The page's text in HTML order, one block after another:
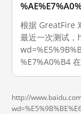
根据 GreatFire
最近一次测试
%E7%A0%B4
http://